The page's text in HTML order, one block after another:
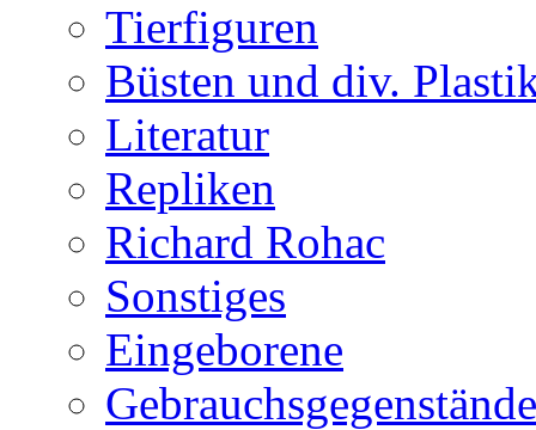
Tierfiguren
Büsten und div.
Literatur
Repliken
Richard Rohac
Sonstiges
Eingeborene
Gebrauchsgegenstände